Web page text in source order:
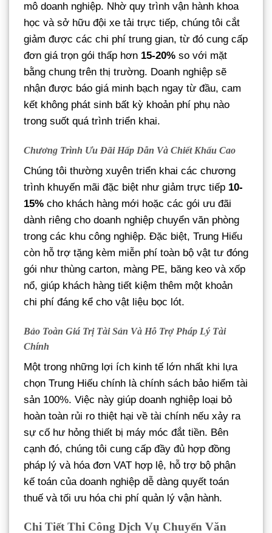
mô doanh nghiệp. Nhờ quy trình vận hành khoa
học và sở hữu đội xe tải trực tiếp, chúng tôi cắt
giảm được các chi phí trung gian, từ đó cung cấp
đơn giá trọn gói thấp hơn 15-20% so với mặt
bằng chung trên thị trường. Doanh nghiệp sẽ
nhận được báo giá minh bạch ngay từ đầu, cam
kết không phát sinh bất kỳ khoản phí phụ nào
trong suốt quá trình triển khai.
Chương Trình Ưu Đãi Hấp Dẫn Và Chiết Khấu Cao
Chúng tôi thường xuyên triển khai các chương
trình khuyến mãi đặc biệt như giảm trực tiếp 10-
15% cho khách hàng mới hoặc các gói ưu đãi
dành riêng cho doanh nghiệp chuyển văn phòng
trong các khu công nghiệp. Đặc biệt, Trung Hiếu
còn hỗ trợ tặng kèm miễn phí toàn bộ vật tư đóng
gói như thùng carton, màng PE, băng keo và xốp
nổ, giúp khách hàng tiết kiệm thêm một khoản
chi phí đáng kể cho vật liệu bọc lót.
Bảo Toàn Giá Trị Tài Sản Và Hỗ Trợ Pháp Lý Tài
Chính
Một trong những lợi ích kinh tế lớn nhất khi lựa
chọn Trung Hiếu chính là chính sách bảo hiểm tài
sản 100%. Việc này giúp doanh nghiệp loại bỏ
hoàn toàn rủi ro thiệt hại về tài chính nếu xảy ra
sự cố hư hỏng thiết bị máy móc đắt tiền. Bên
cạnh đó, chúng tôi cung cấp đầy đủ hợp đồng
pháp lý và hóa đơn VAT hợp lệ, hỗ trợ bộ phận
kế toán của doanh nghiệp dễ dàng quyết toán
thuế và tối ưu hóa chi phí quản lý vận hành.
Chi Tiết Thi Công Dịch Vụ Chuyển Văn